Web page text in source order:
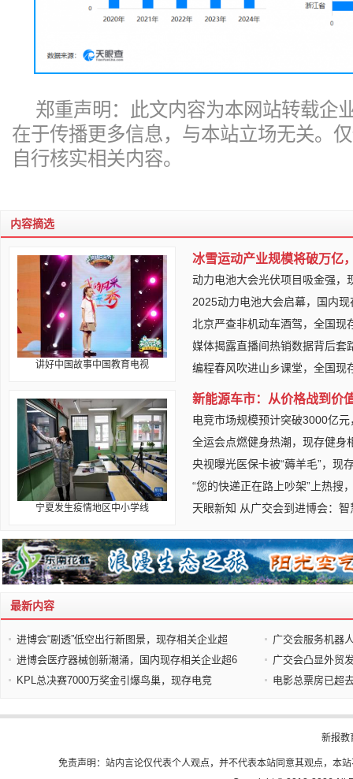
郑重声明：此文内容为本网站转载企
在于传播更多信息，与本站立场无关。
自行核实相关内容。
内容摘选
讲好中国故事中国教育电视
宁夏发生疫情地区中小学线
冰雪运动产业规模将破万亿
动力电池大会光伏项目吸金强，
2025动力电池大会启幕，国内
北京严查非机动车酒驾，全国现
媒体揭露直播间热销数据背后套
编程春风吹进山乡课堂，全国现
新能源车市：从价格战到价
电竞市场规模预计突破3000亿
全运会点燃健身热潮，现存健身
央视曝光医保卡被“薅羊毛”，现
“您的快递正在路上吵架”上热搜
天眼新知 从广交会到进博会：
最新内容
进博会“剧透”低空出行新图景，现存相关企业超
广交会服务机器
进博会医疗器械创新潮涌，国内现存相关企业超6
广交会凸显外贸
KPL总决赛7000万奖金引爆鸟巢，现存电竞
电影总票房已超
新报教
免责声明：站内言论仅代表个人观点，并不代表本站同意其观点，本